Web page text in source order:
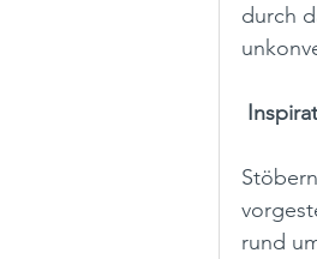
durch
rund